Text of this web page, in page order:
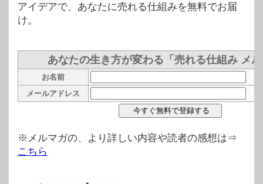
アイデアで、あなたに売れる仕組みを無料でお届
け。
あなたの生き方が変わる「売れる仕組み メ
お名前
メールアドレス
※メルマガの、より詳しい内容や読者の感想は⇒
こちら